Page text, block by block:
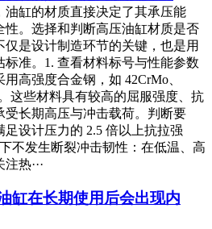
油缸的材质直接决定了其承压能
性。选择和判断高压油缸材质是否
是设计制造环节的关键，也是用
标准。1. 查看材料标号与性能参数
高强度合金钢，如 42CrMo、
这些材料具有较高的屈服强度、抗
受长期高压与冲击载荷。判断要
足设计压力的 2.5 倍以上抗拉强
不发生断裂冲击韧性：在低温、高
热···
缸在长期使用后会出现内